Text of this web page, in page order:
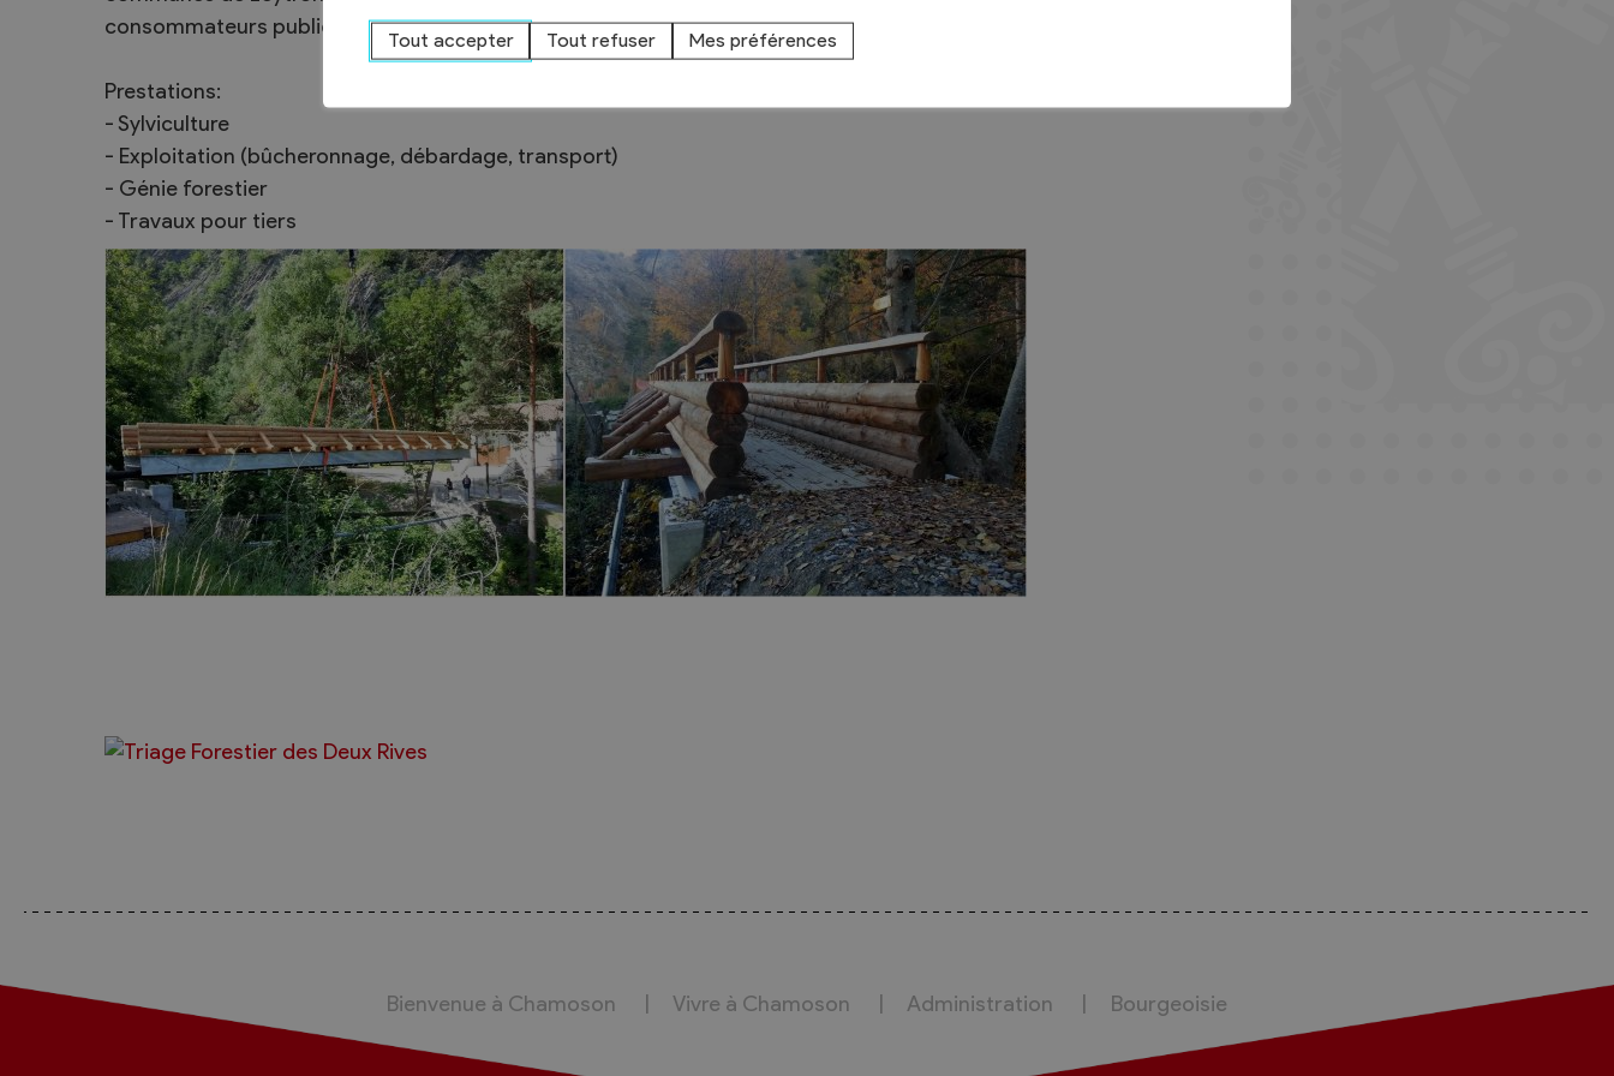
Agent communal AVS
Présentation
Conseil bourgeoisial
Règlement
Assemblée bourgeoisiale
Activités
consommateurs publics et privés.
Prestations:
- Sylviculture
- Exploitation (bûcheronnage, débardage, transport)
- Génie forestier
- Travaux pour tiers
Bienvenue à Chamoson Vivre à Chamoson Administration Bourgeoisie
Tout accepter Tout refuser Mes préférences